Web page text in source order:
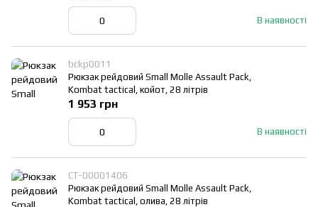
В наявності
bckp0011
Рюкзак рейдовий Small Molle Assault Pack,
Kombat tactical, койот, 28 літрів
В наявності
1 953 грн
СТ-00001406
Рюкзак рейдовий Small Molle Assault Pack,
Kombat tactical, олива, 28 літрів